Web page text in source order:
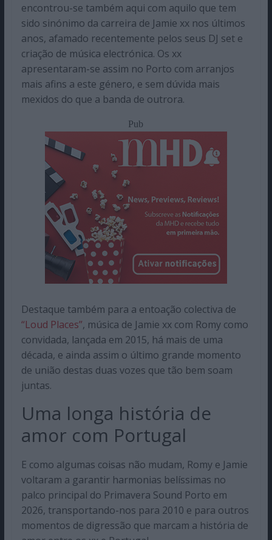
encontrou-se também aqui com aquilo que tem
sido sinónimo da carreira de Jamie xx nos últimos
anos, afamado recentemente pelos seus DJ set e
criação de música electrónica. Os xx
apresentaram-se assim no Porto com arranjos
mais afins a este género, e sem dúvida mais
mexidos do que a banda de outrora.
Pub
Destaque também para a entoação colectiva de
“Loud Places”, música de Jamie xx com Romy como
convidada, lançada em 2015, há mais de uma
década, e ainda assim o último grande momento
de união destas duas vozes que tão bem soam
juntas.
Uma longa história de
amor com Portugal
E como algumas coisas não mudam, Romy e Jamie
voltaram a garantir harmonias belíssimas no
palco principal do Primavera Sound Porto em
2026, transportando-nos para 2010 e para outros
momentos de digressão que marcam a história de